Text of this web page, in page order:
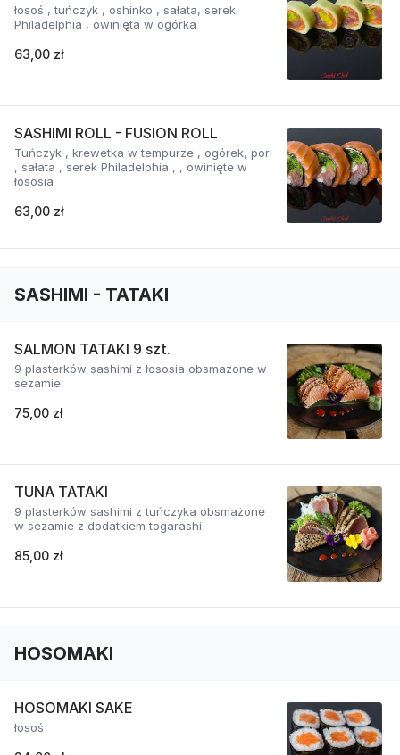
łosoś , tuńczyk , oshinko , sałata, serek
Philadelphia , owinięta w ogórka
63,00 zł
SASHIMI ROLL - FUSION ROLL
Tuńczyk , krewetka w tempurze , ogórek, por
, sałata , serek Philadelphia , , owinięte w
łososia
63,00 zł
SASHIMI - TATAKI
SALMON TATAKI 9 szt.
9 plasterków sashimi z łososia obsmażone w
sezamie
75,00 zł
TUNA TATAKI
9 plasterków sashimi z tuńczyka obsmażone
w sezamie z dodatkiem togarashi
85,00 zł
HOSOMAKI
HOSOMAKI SAKE
łosoś